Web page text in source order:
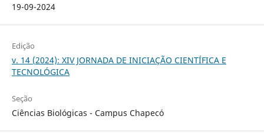
19-09-2024
Edição
v. 14 (2024): XIV JORNADA DE INICIAÇÃO CIENTÍFICA E
TECNOLÓGICA
Seção
Ciências Biológicas - Campus Chapecó